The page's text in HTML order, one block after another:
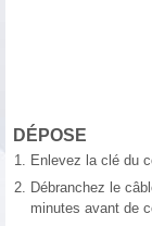
DÉPOSE
1. Enlevez la clé du
2. Débranchez le
minutes avant de